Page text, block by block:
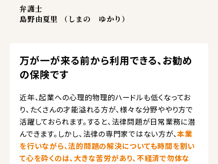
弁護士
島野由夏里 （しまの ゆかり）
万が一が来る前から利用できる、お勧め
の保険です
近年、起業への心理的物理的ハードルも低くなってお
り、たくさんの才能溢れる方が、様々な分野ややり方で
活躍しておられます。すると、法律問題が日常業務に潜
んできます。しかし、法律の専門家ではない方が、本業
を行いながら、法的問題の解決についても時間を割い
て心を砕くのは、大きな苦労があり、不経済で勿体な